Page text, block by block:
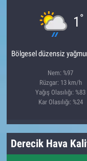
1 °
Bölgesel düzensiz
Nem: %97
Rüzgar: 13 km/h
Yağış Olasılığı: %83
Kar Olasılığı: %24
Derecik Hava